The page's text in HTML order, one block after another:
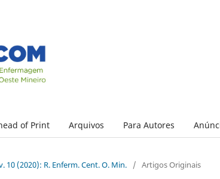
of Print Arquivos Para Autores
10 (2020): R. Enferm. Cent. O. Min. / Artigos Originais